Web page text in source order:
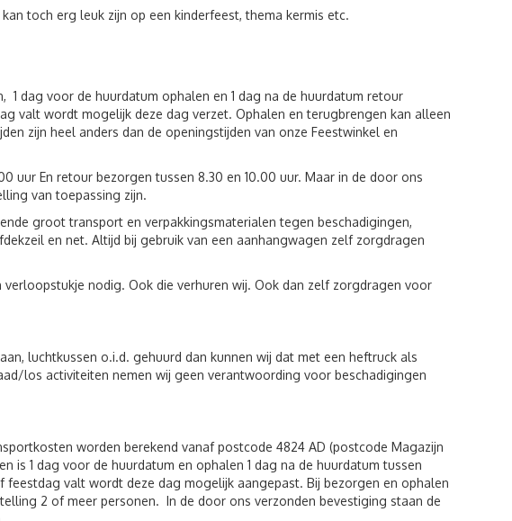
toch erg leuk zijn op een kinderfeest, thema kermis etc.
dag voor de huurdatum ophalen en 1 dag na de huurdatum retour
valt wordt mogelijk deze dag verzet. Ophalen en terugbrengen kan alleen
zijn heel anders dan de openingstijden van onze Feestwinkel en
uur En retour bezorgen tussen 8.30 en 10.00 uur. Maar in de door ons
van toepassing zijn.
groot transport en verpakkingsmaterialen tegen beschadigingen,
en net. Altijd bij gebruik van een aanhangwagen zelf zorgdragen
nodig. Ook die verhuren wij. Ook dan zelf zorgdragen voor
luchtkussen o.i.d. gehuurd dan kunnen wij dat met een heftruck als
los activiteiten nemen wij geen verantwoording voor beschadigingen
worden berekend vanaf postcode 4824 AD (postcode Magazijn
is 1 dag voor de huurdatum en ophalen 1 dag na de huurdatum tussen
feestdag valt wordt deze dag mogelijk aangepast. Bij bezorgen en ophalen
2 of meer personen. In de door ons verzonden bevestiging staan de